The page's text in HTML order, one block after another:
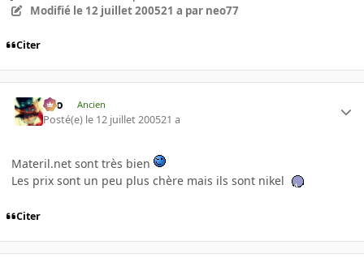
Modifié le 12 juillet 200521 a par neo77
Citer
eYo Ancien
Posté(e) le 12 juillet 200521 a
Materil.net sont très bien
Les prix sont un peu plus chère mais ils sont nikel
Citer